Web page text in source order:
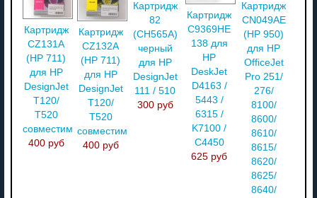
Картридж
CZ131A
(HP 711)
для HP
DesignJet
T120/
T520
совместимый
400 руб
Картридж
CZ132A
(HP 711)
для HP
DesignJet
T120/
T520
совместимый
400 руб
Картридж
82
(CH565A)
черный
для HP
DesignJet
111 / 510
300 руб
Картридж
C9369HE
138 для
HP
DeskJet
D4163 /
5443 /
6315 /
K7100 /
C4450
625 руб
Картридж
CN049AE
(HP 950)
для HP
OfficeJet
Pro 251/
276/
8100/
8600/
8610/
8615/
8620/
8625/
8640/